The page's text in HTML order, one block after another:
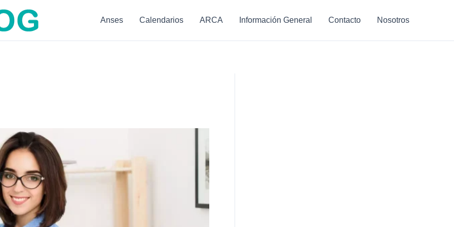
Anses Calendarios ARCA Información General Contacto Nosotros